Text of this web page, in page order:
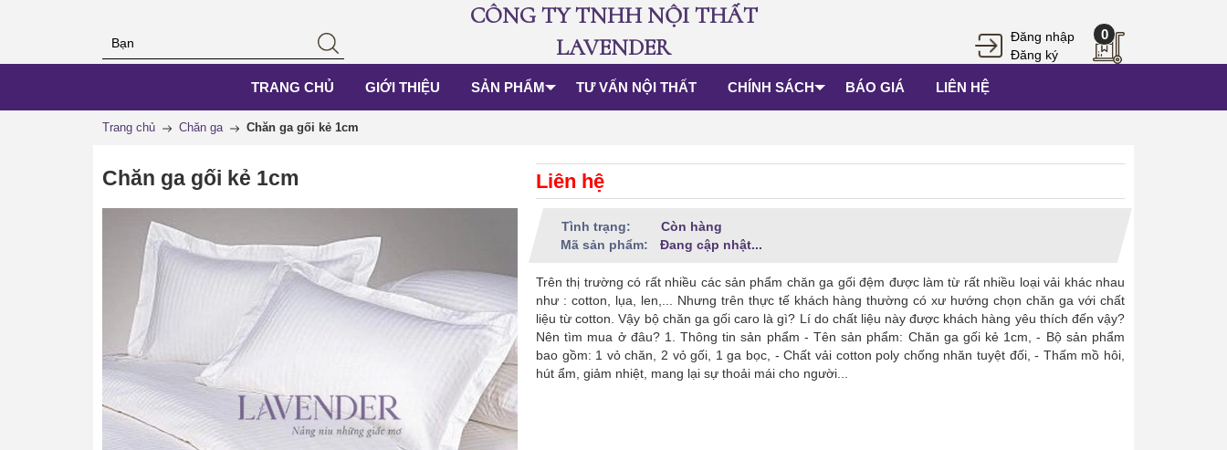
CÔNG TY TNHH NỘI THẤT
LAVENDER
Đăng nhập
Đăng ký
0
TRANG CHỦ GIỚI THIỆU SẢN PHẨM TƯ VẤN NỘI THẤT CHÍNH SÁCH BÁO GIÁ LIÊN HỆ
Trang chủ Chăn ga Chăn ga gối kẻ 1cm
Chăn ga gối kẻ 1cm Liên hệ
Tình trạng:
Còn hàng
Mã sản phẩm:
Đang cập nhật...
Trên thị trường có rất nhiều các sản phẩm chăn ga gối đệm được làm từ rất nhiều loại vải khác nhau
như : cotton, lụa, len,... Nhưng trên thực tế khách hàng thường có xư hướng chọn chăn ga với chất
liệu từ cotton. Vậy bộ chăn ga gối caro là gì? Lí do chất liệu này được khách hàng yêu thích đến vậy?
Nên tìm mua ở đâu? 1. Thông tin sản phẩm - Tên sản phẩm: Chăn ga gối kẻ 1cm, - Bộ sản phẩm
bao gồm: 1 vỏ chăn, 2 vỏ gối, 1 ga bọc, - Chất vải cotton poly chống nhăn tuyệt đối, - Thấm mồ hôi,
hút ẩm, giảm nhiệt, mang lại sự thoải mái cho người...